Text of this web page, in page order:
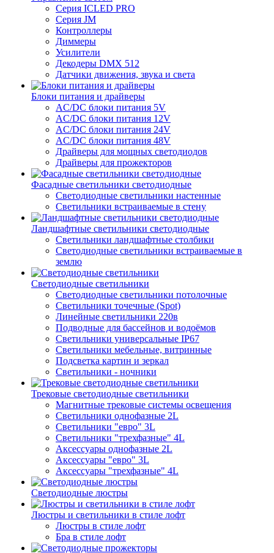
Серия ICLED PRO
Серия JM
Контроллеры
Диммеры
Усилители
Декодеры DMX 512
Датчики движения, звука и света
Блоки питания и драйверы
AC/DC блоки питания 5V
AC/DC блоки питания 12V
AC/DC блоки питания 24V
AC/DC блоки питания 48V
Драйверы для мощных светодиодов
Драйверы для прожекторов
Фасадные светильники светодиодные
Светодиодные светильники настенные
Светильники встраиваемые в стену
Ландшафтные светильники светодиодные
Светильники ландшафтные столбики
Светодиодные светильники встраиваемые в
землю
Светодиодные светильники
Светодиодные светильники потолочные
Светильники точечные (Spot)
Линейные светильники 220в
Подводные для бассейнов и водоёмов
Светильники универсальные IP67
Светильники мебельные, витринные
Подсветка картин и зеркал
Светильники - ночники
Трековые светодиодные светильники
Магнитные трековые системы освещения
Светильники однофазные 2L
Светильники "евро" 3L
Светильники "трехфазные" 4L
Аксессуары однофазные 2L
Аксессуары "евро" 3L
Аксессуары "трехфазные" 4L
Светодиодные люстры
Люстры и светильники в стиле лофт
Люстры в стиле лофт
Бра в стиле лофт